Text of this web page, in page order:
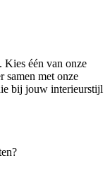
Kies één van onze
samen met onze
bij jouw interieurstijl